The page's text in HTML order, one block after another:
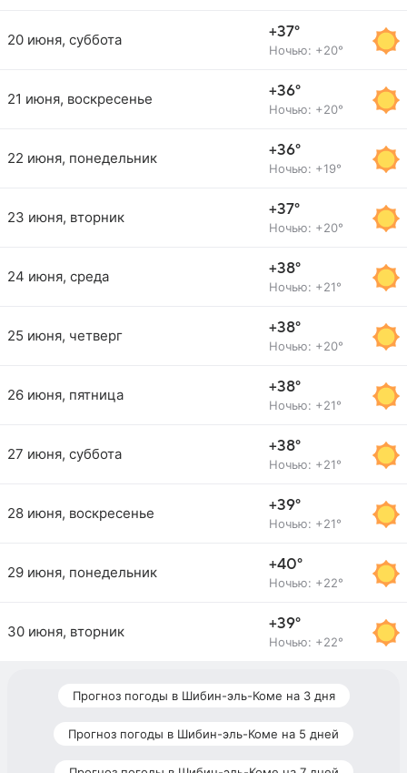
20 июня, суббота +37°
Ночью: +20°
21 июня, воскресенье +36°
Ночью: +20°
22 июня, понедельник +36°
Ночью: +19°
23 июня, вторник +37°
Ночью: +20°
24 июня, среда +38°
Ночью: +21°
25 июня, четверг +38°
Ночью: +20°
26 июня, пятница +38°
Ночью: +21°
27 июня, суббота +38°
Ночью: +21°
28 июня, воскресенье +39°
Ночью: +21°
29 июня, понедельник +40°
Ночью: +22°
30 июня, вторник +39°
Ночью: +22°
Прогноз погоды в Шибин-эль-Коме на 3 дня
Прогноз погоды в Шибин-эль-Коме на 5 дней